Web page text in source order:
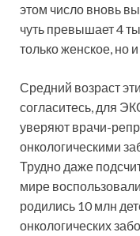
этом число вновь
чуть превышает 4
только женское, но
Средний возраст
согласитесь, для
уверяют врачи-
онкологическими
Трудно даже
мире
родились 10 млн
онкологических